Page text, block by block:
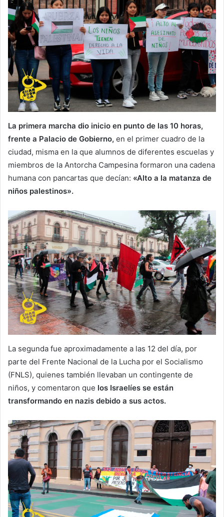
La primera marcha dio inicio en punto de las 10 horas,
frente a Palacio de Gobierno, en el primer cuadro de la
ciudad, misma en la que alumnos de diferentes escuelas y
miembros de la Antorcha Campesina formaron una cadena
humana con pancartas que decían: «Alto a la matanza de
niños palestinos».
La segunda fue aproximadamente a las 12 del día, por
parte del Frente Nacional de la Lucha por el Socialismo
(FNLS), quienes también llevaban un contingente de
niños, y comentaron que los Israelíes se están
transformando en nazis debido a sus actos.